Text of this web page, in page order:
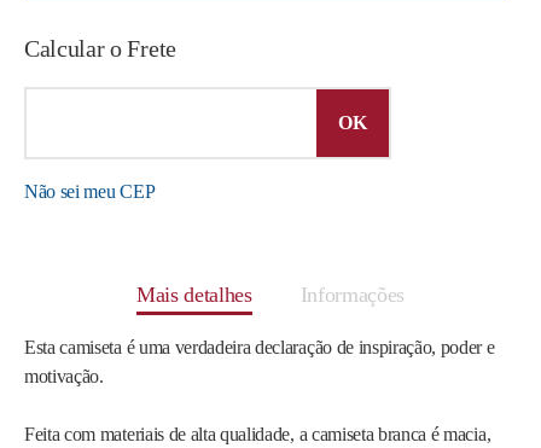
Calcular o Frete
Não sei meu CEP
Mais detalhes Informações
Esta camiseta é uma verdadeira declaração de inspiração, poder e
motivação.
Feita com materiais de alta qualidade, a camiseta branca é macia,